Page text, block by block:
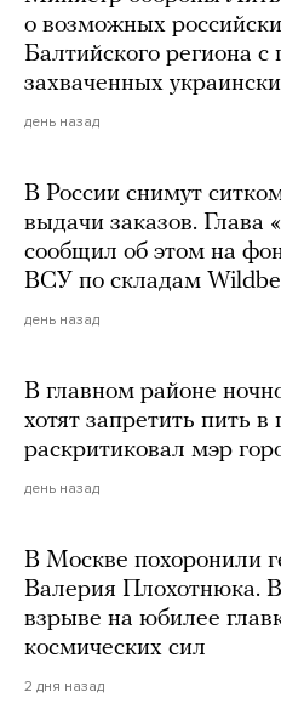
о возможных
Балтийского региона
захваченных
день назад
В России снимут
выдачи заказов. Глава
сообщил об этом на
ВСУ по складам
день назад
В главном районе
хотят запретить пить
раскритиковал мэр
день назад
В Москве похоронили
Валерия Плохотнюка.
взрыве на юбилее
космических сил
2 дня назад